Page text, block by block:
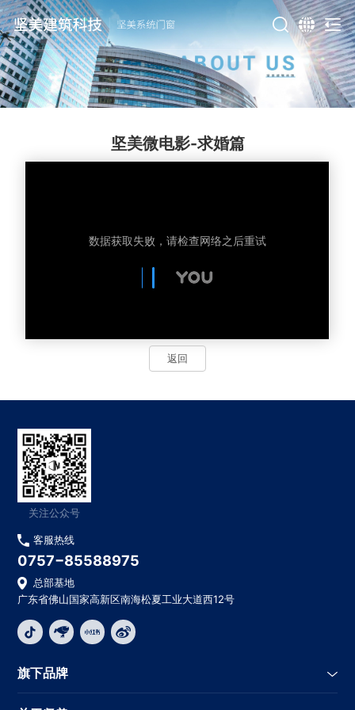
坚美微电影-求婚篇
返回
关注公众号
客服热线
0757−85588975
总部基地
广东省佛山国家高新区南海松夏工业大道西12号
旗下品牌